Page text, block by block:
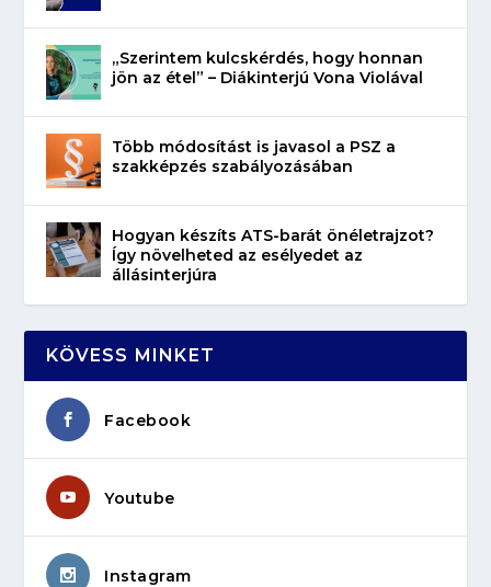
„Szerintem kulcskérdés, hogy honnan
jön az étel” – Diákinterjú Vona Violával
Több módosítást is javasol a PSZ a
szakképzés szabályozásában
Hogyan készíts ATS-barát önéletrajzot?
Így növelheted az esélyedet az
állásinterjúra
KÖVESS MINKET
Facebook
Youtube
Instagram